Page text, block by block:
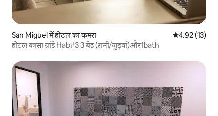
San Miguel में होटल का कमरा औसत रेटिंग 5 में
4.92 (13)
होटल कासा ग्रांडे Hab#3 3 बेड (रानी/जुड़वां)और1bath